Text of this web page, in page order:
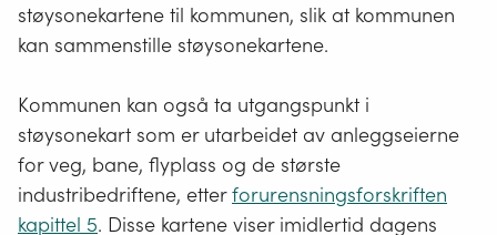
støysonekartene til kommunen, slik at kommunen
kan sammenstille støysonekartene.
Kommunen kan også ta utgangspunkt i
støysonekart som er utarbeidet av anleggseierne
for veg, bane, flyplass og de største
industribedriftene, etterforurensningsforskriften
kapittel 5. Disse kartene viser imidlertid dagens